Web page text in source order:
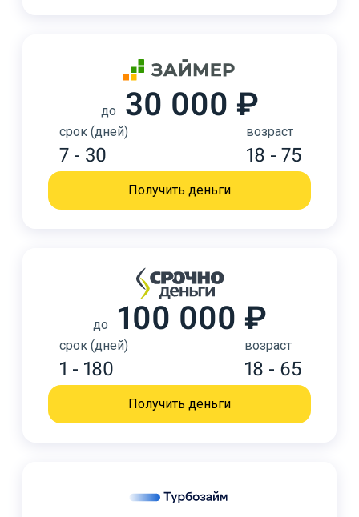
до 30 000 ₽
срок (дней)
7 - 30
возраст
18 - 75
Получить деньги
до 100 000 ₽
срок (дней)
1 - 180
возраст
18 - 65
Получить деньги